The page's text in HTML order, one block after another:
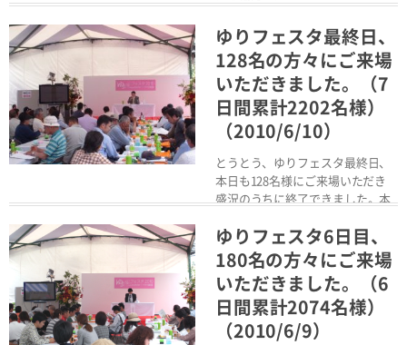
Read More
ゆりフェスタ最終日、
128名の方々にご来場
いただきました。（7
日間累計2202名様）
（2010/6/10）
とうとう、ゆりフェスタ最終日、
本日も128名様にご来場いただき
盛況のうちに終了できました。本
Read More
ゆりフェスタ6日目、
180名の方々にご来場
いただきました。（6
日間累計2074名様）
（2010/6/9）